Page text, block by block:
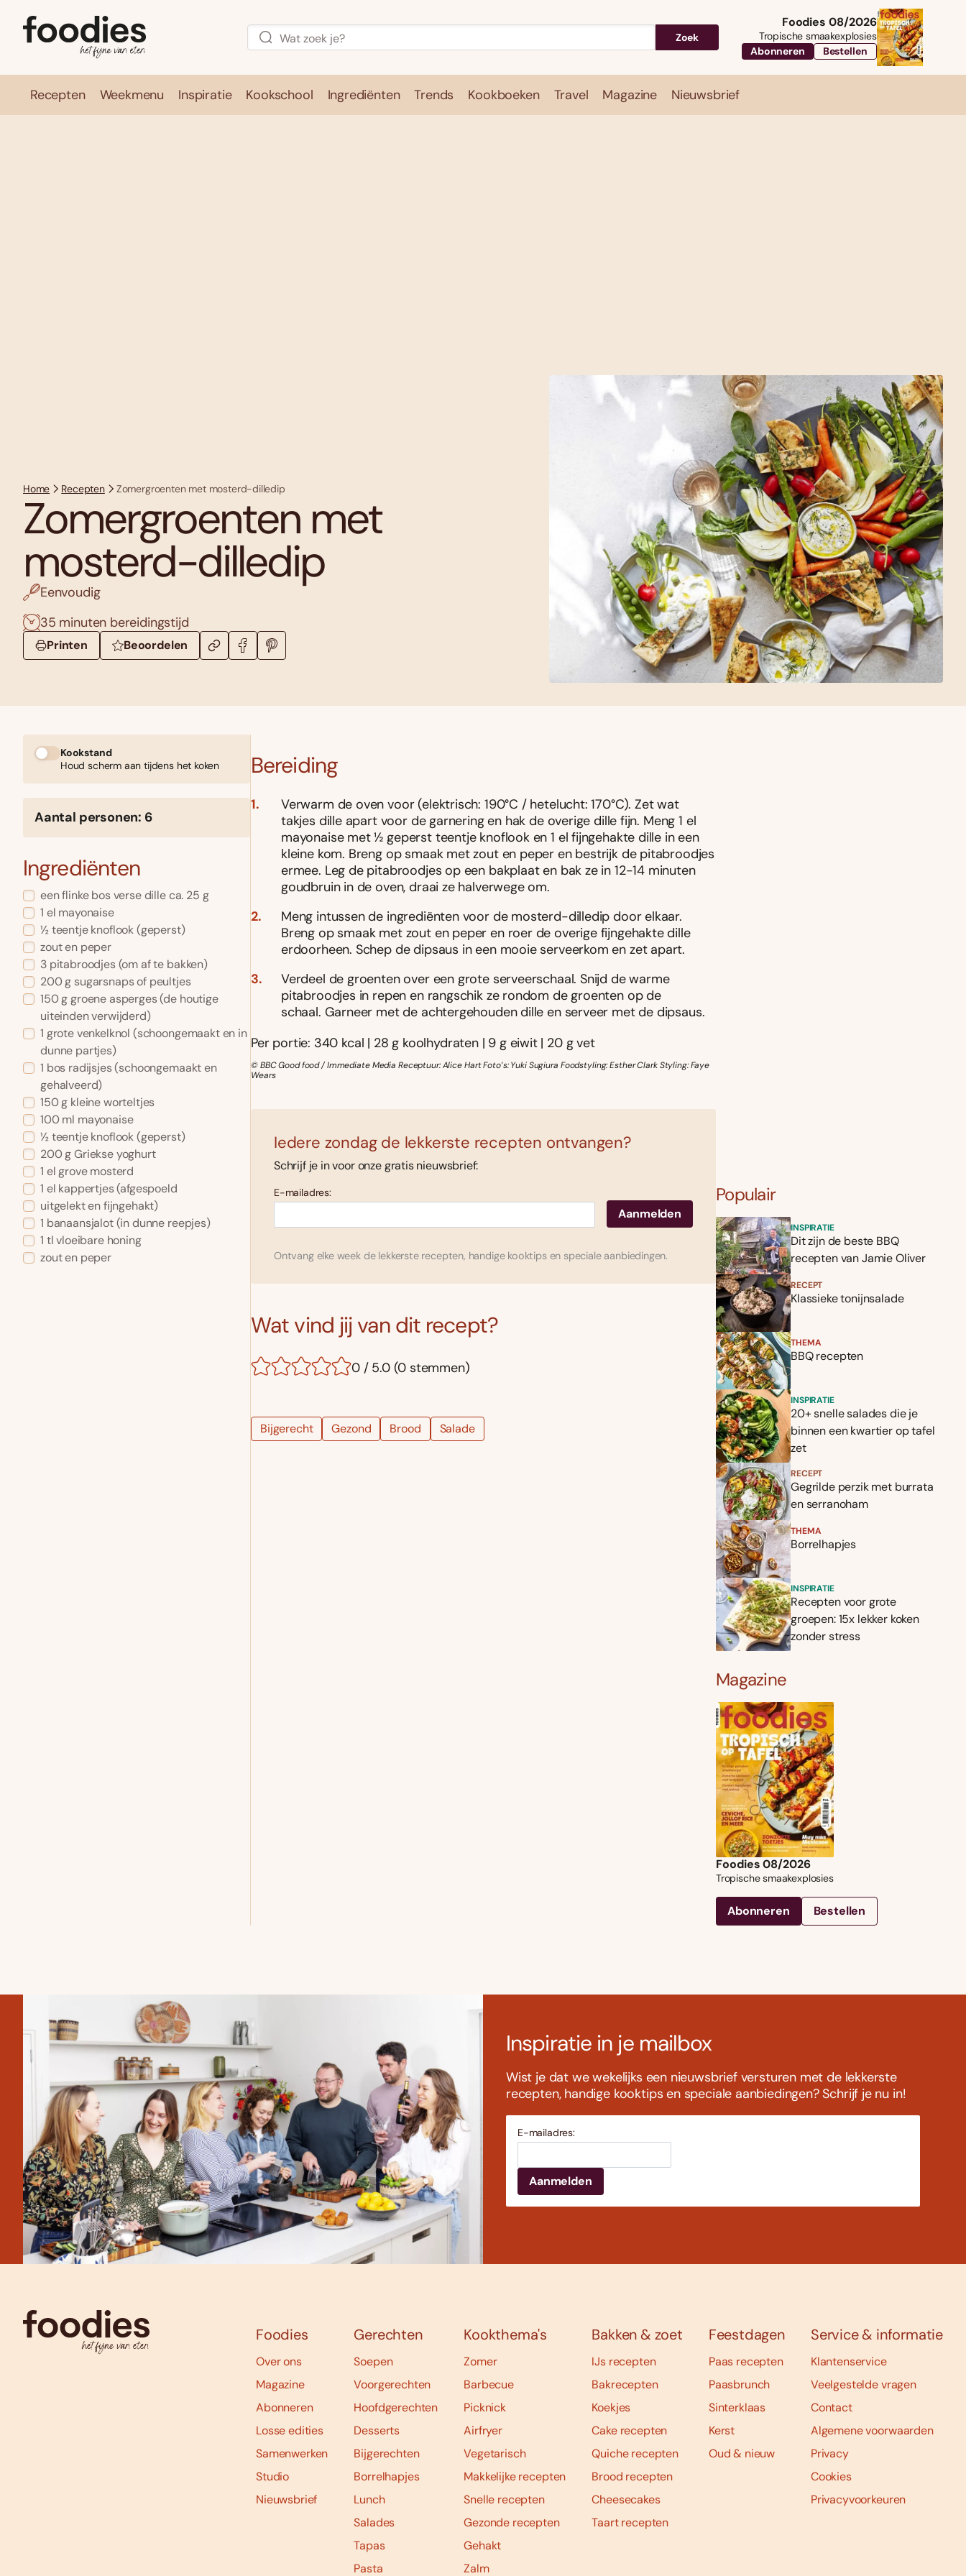
Zoek
Foodies 08/2026
Tropische smaakexplosies
Abonneren
Bestellen
Recepten Weekmenu Inspiratie Kookschool Ingrediënten Trends Kookboeken Travel Magazine Nieuwsbrief
Home Recepten Zomergroenten met mosterd-dilledip
Zomergroenten met
mosterd-dilledip
Eenvoudig
35 minuten bereidingstijd
Printen Beoordelen
Kookstand
Houd scherm aan tijdens het koken
Aantal personen: 6
Ingrediënten
een flinke bos verse dille ca. 25 g
1 el mayonaise
½ teentje knoflook (geperst)
zout en peper
3 pitabroodjes (om af te bakken)
200 g sugarsnaps of peultjes
150 g groene asperges (de houtige
uiteinden verwijderd)
1 grote venkelknol (schoongemaakt en in
dunne partjes)
1 bos radijsjes (schoongemaakt en
gehalveerd)
150 g kleine worteltjes
100 ml mayonaise
½ teentje knoflook (geperst)
200 g Griekse yoghurt
1 el grove mosterd
1 el kappertjes (afgespoeld
uitgelekt en fijngehakt)
1 banaansjalot (in dunne reepjes)
1 tl vloeibare honing
zout en peper
Bereiding
Verwarm de oven voor (elektrisch: 190°C / hetelucht: 170°C). Zet wat
takjes dille apart voor de garnering en hak de overige dille fijn. Meng 1 el
mayonaise met ½ geperst teentje knoflook en 1 el fijngehakte dille in een
kleine kom. Breng op smaak met zout en peper en bestrijk de pitabroodjes
ermee. Leg de pitabroodjes op een bakplaat en bak ze in 12-14 minuten
goudbruin in de oven, draai ze halverwege om.
Meng intussen de ingrediënten voor de mosterd-dilledip door elkaar.
Breng op smaak met zout en peper en roer de overige fijngehakte dille
erdoorheen. Schep de dipsaus in een mooie serveerkom en zet apart.
Verdeel de groenten over een grote serveerschaal. Snijd de warme
pitabroodjes in repen en rangschik ze rondom de groenten op de
schaal. Garneer met de achtergehouden dille en serveer met de dipsaus.
Per portie: 340 kcal | 28 g koolhydraten | 9 g eiwit | 20 g vet
© BBC Good food / Immediate Media Receptuur: Alice Hart Foto’s: Yuki Sugiura Foodstyling: Esther Clark Styling: Faye
Wears
Iedere zondag de lekkerste recepten ontvangen?
Schrijf je in voor onze gratis nieuwsbrief:
E-mailadres:
Ontvang elke week de lekkerste recepten, handige kooktips en speciale aanbiedingen.
Wat vind jij van dit recept?
0 / 5.0 (0 stemmen)
Bijgerecht Gezond Brood Salade
Populair
INSPIRATIE
Dit zijn de beste BBQ
recepten van Jamie Oliver
RECEPT
Klassieke tonijnsalade
THEMA
BBQ recepten
INSPIRATIE
20+ snelle salades die je
binnen een kwartier op tafel
zet
RECEPT
Gegrilde perzik met burrata
en serranoham
THEMA
Borrelhapjes
INSPIRATIE
Recepten voor grote
groepen: 15x lekker koken
zonder stress
Magazine
Foodies 08/2026
Tropische smaakexplosies
Abonneren Bestellen
Inspiratie in je mailbox
Wist je dat we wekelijks een nieuwsbrief versturen met de lekkerste
recepten, handige kooktips en speciale aanbiedingen? Schrijf je nu in!
E-mailadres:
Foodies
Over ons
Magazine
Abonneren
Losse edities
Samenwerken
Studio
Nieuwsbrief
Gerechten
Soepen
Voorgerechten
Hoofdgerechten
Desserts
Bijgerechten
Borrelhapjes
Lunch
Salades
Tapas
Pasta
Kookthema's
Zomer
Barbecue
Picknick
Airfryer
Vegetarisch
Makkelijke recepten
Snelle recepten
Gezonde recepten
Gehakt
Zalm
Bakken & zoet
IJs recepten
Bakrecepten
Koekjes
Cake recepten
Quiche recepten
Brood recepten
Cheesecakes
Taart recepten
Feestdagen
Paas recepten
Paasbrunch
Sinterklaas
Kerst
Oud & nieuw
Service & informatie
Klantenservice
Veelgestelde vragen
Contact
Algemene voorwaarden
Privacy
Cookies
Privacyvoorkeuren